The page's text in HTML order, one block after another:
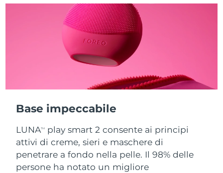
Base impeccabile
LUNATM
play smart 2 consente ai principi
attivi di creme, sieri e maschere di
penetrare a fondo nella pelle. Il 98% delle
persone ha notato un migliore
Corea del Sud Consegna stimata
Consegna stimata
Thailandia Consegna stimata
Turchia Consegna stimata